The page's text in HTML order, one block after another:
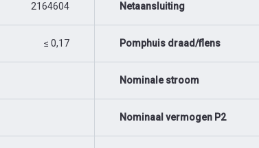
2164604
≤ 0,17
Netaansluiting
Pomphuis draad/flens
Nominale stroom
Nominaal vermogen P2